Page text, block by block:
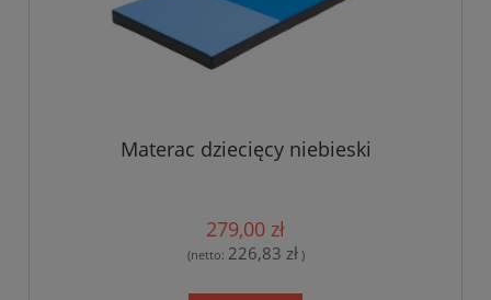
Materac dziecięcy niebieski
279,00 zł
(netto: 226,83 zł)